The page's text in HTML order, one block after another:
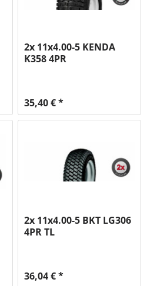
2x 11x4.00-5 KENDA
K358 4PR
35,40 € *
2x 11x4.00-5 BKT LG306
4PR TL
36,04 € *